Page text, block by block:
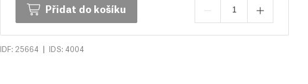
Přidat do košíku
IDF: 25664 | IDS: 4004